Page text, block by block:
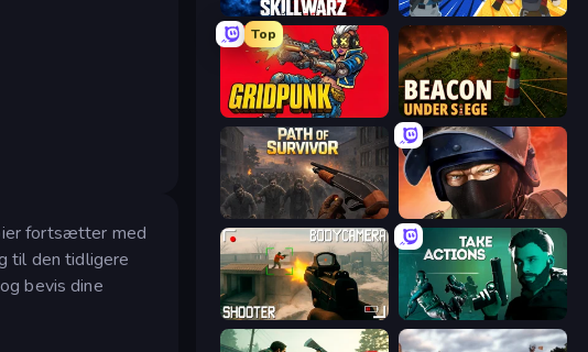
fortsætter med
til den tidligere
bevis dine
SkillWarz BuildNow GG
Top
Beacon Under Siege
Path of Survivor Bullet Force
BodyCamera Shooter Take Actions